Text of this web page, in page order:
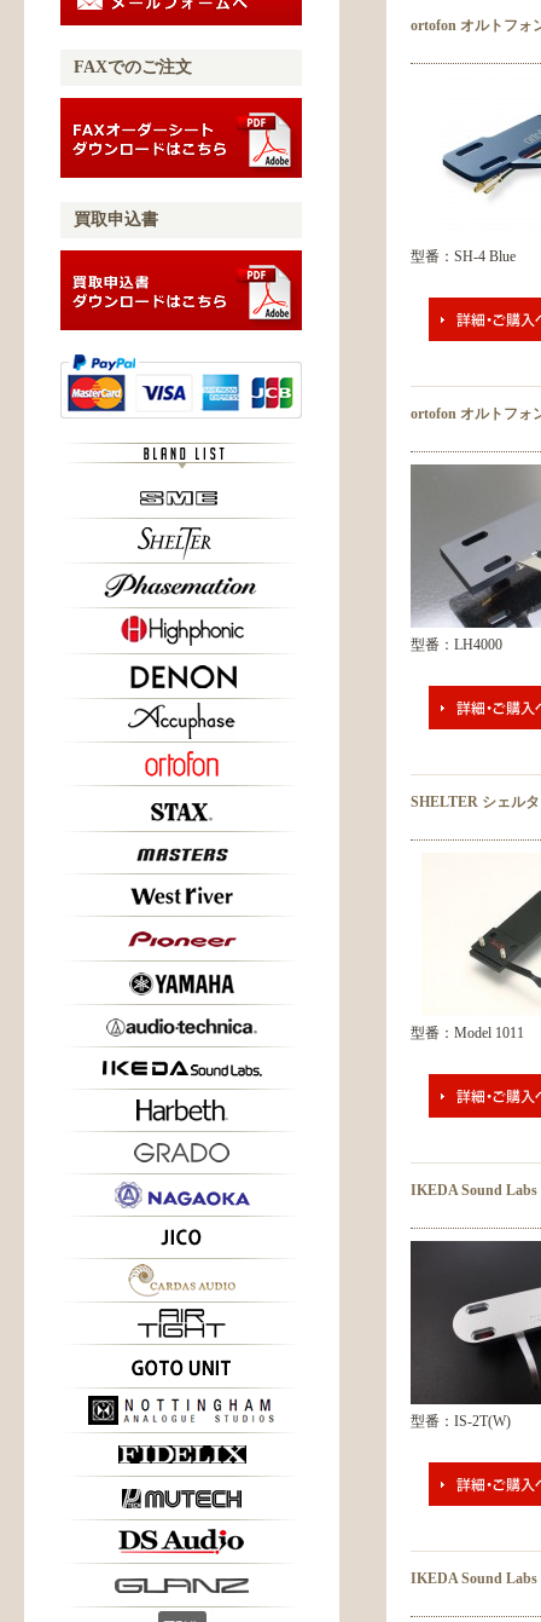
ortofon オルトフォ
型番：SH-4 Blue
ortofon オルトフォ
型番：LH4000
SHELTER シェル
型番：Model 1011
IKEDA Sound Labs
型番：IS-2T(W)
IKEDA Sound Labs
FAXでのご注文
買取申込書